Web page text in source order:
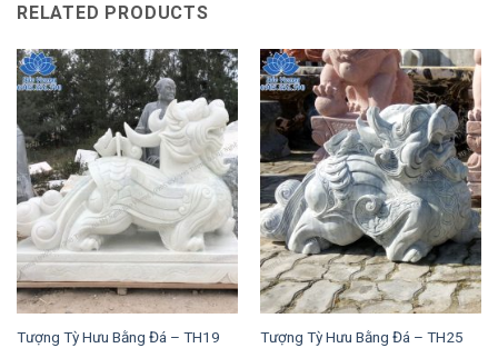
RELATED PRODUCTS
Tượng Tỳ Hưu Bằng Đá – TH19 Tượng Tỳ Hưu Bằng Đá – TH25